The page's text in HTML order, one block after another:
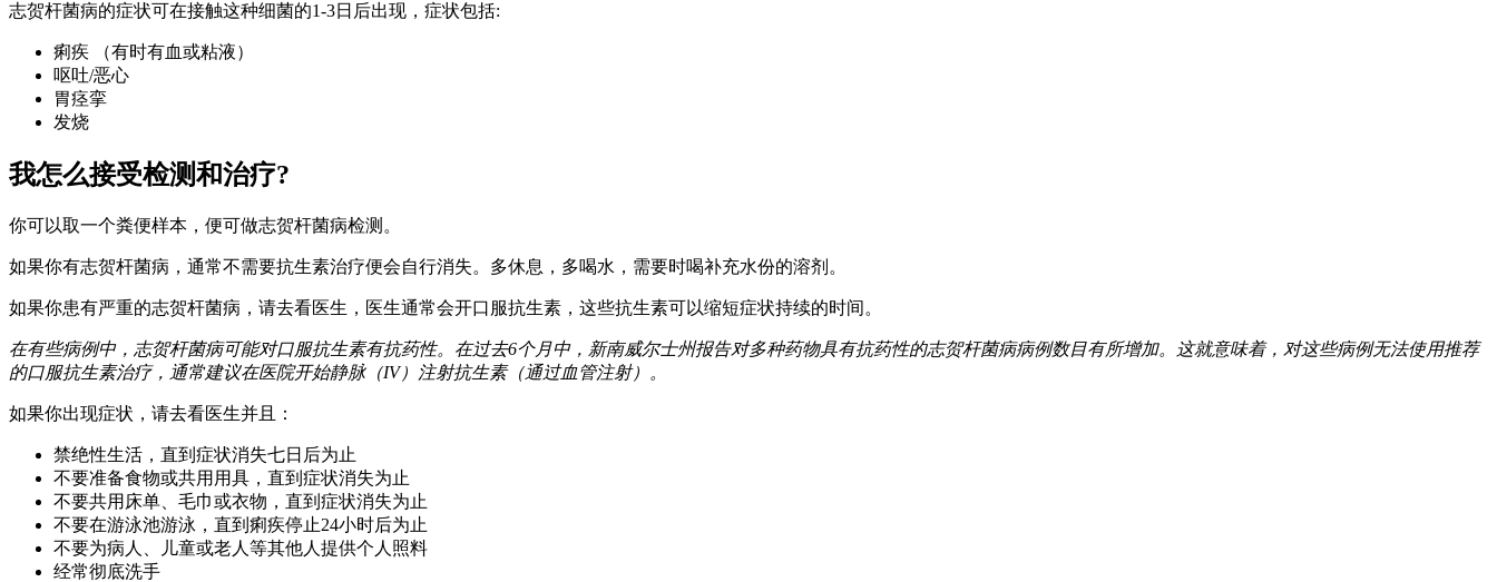
志贺杆菌病的症状可在接触这种细菌的1-3日后出现，症状包括:
痢疾 （有时有血或粘液）
呕吐/恶心
胃痉挛
发烧
我怎么接受检测和治疗?
你可以取一个粪便样本，便可做志贺杆菌病检测。
如果你有志贺杆菌病，通常不需要抗生素治疗便会自行消失。多休息，多喝水，需要时喝补充水份的溶剂。
如果你患有严重的志贺杆菌病，请去看医生，医生通常会开口服抗生素，这些抗生素可以缩短症状持续的时间。
在有些病例中，志贺杆菌病可能对口服抗生素有抗药性。在过去6个月中，新南威尔士州报告对多种药物具有抗药性的志贺杆菌病病例数目有所增加。这就意味着，对这些病例无法使用推荐
的口服抗生素治疗，通常建议在医院开始静脉（IV） 注射抗生素（通过血管注射）。
如果你出现症状，请去看医生并且：
禁绝性生活，直到症状消失七日后为止
不要准备食物或共用用具，直到症状消失为止
不要共用床单、毛巾或衣物，直到症状消失为止
不要在游泳池游泳，直到痢疾停止24小时后为止
不要为病人、儿童或老人等其他人提供个人照料
经常彻底洗手